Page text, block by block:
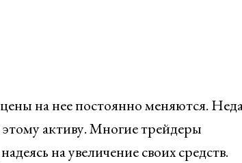
на нее постоянно меняются.
активу. Многие трейдеры
на увеличение своих средств.